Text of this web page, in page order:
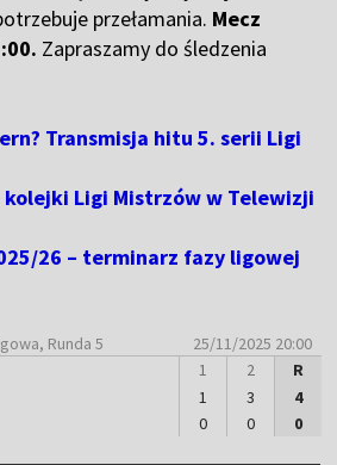
przełamania. Mecz
Zapraszamy do śledzenia
Transmisja hitu 5. serii Ligi
Ligi Mistrzów w Telewizji
26 – terminarz fazy ligowej
Runda 5
25/11/2025 20:00
1
1
0
2
3
0
R
4
0